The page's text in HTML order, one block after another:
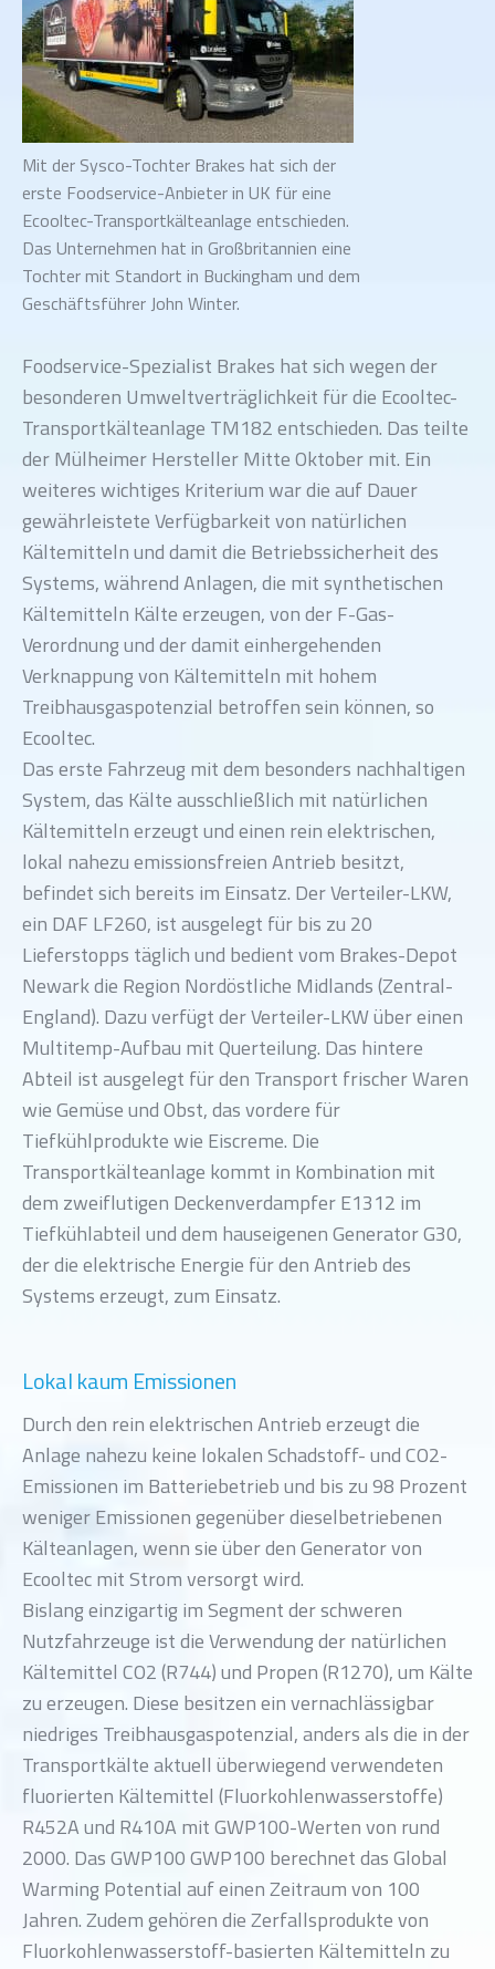
Mit der Sysco-Tochter Brakes hat sich der
erste Foodservice-Anbieter in UK für eine
Ecooltec-Transportkälteanlage entschieden.
Das Unternehmen hat in Großbritannien eine
Tochter mit Standort in Buckingham und dem
Geschäftsführer John Winter.
Foodservice-Spezialist Brakes hat sich wegen der
besonderen Umweltverträglichkeit für die Ecooltec-
Transportkälteanlage TM182 entschieden. Das teilte
der Mülheimer Hersteller Mitte Oktober mit. Ein
weiteres wichtiges Kriterium war die auf Dauer
gewährleistete Verfügbarkeit von natürlichen
Kältemitteln und damit die Betriebssicherheit des
Systems, während Anlagen, die mit synthetischen
Kältemitteln Kälte erzeugen, von der F-Gas-
Verordnung und der damit einhergehenden
Verknappung von Kältemitteln mit hohem
Treibhausgaspotenzial betroffen sein können, so
Ecooltec.
Das erste Fahrzeug mit dem besonders nachhaltigen
System, das Kälte ausschließlich mit natürlichen
Kältemitteln erzeugt und einen rein elektrischen,
lokal nahezu emissionsfreien Antrieb besitzt,
befindet sich bereits im Einsatz. Der Verteiler-LKW,
ein DAF LF260, ist ausgelegt für bis zu 20
Lieferstopps täglich und bedient vom Brakes-Depot
Newark die Region Nordöstliche Midlands (Zentral-
England). Dazu verfügt der Verteiler-LKW über einen
Multitemp-Aufbau mit Querteilung. Das hintere
Abteil ist ausgelegt für den Transport frischer Waren
wie Gemüse und Obst, das vordere für
Tiefkühlprodukte wie Eiscreme. Die
Transportkälteanlage kommt in Kombination mit
dem zweiflutigen Deckenverdampfer E1312 im
Tiefkühlabteil und dem hauseigenen Generator G30,
der die elektrische Energie für den Antrieb des
Systems erzeugt, zum Einsatz.
Lokal kaum Emissionen
Durch den rein elektrischen Antrieb erzeugt die
Anlage nahezu keine lokalen Schadstoff- und CO2-
Emissionen im Batteriebetrieb und bis zu 98 Prozent
weniger Emissionen gegenüber dieselbetriebenen
Kälteanlagen, wenn sie über den Generator von
Ecooltec mit Strom versorgt wird.
Bislang einzigartig im Segment der schweren
Nutzfahrzeuge ist die Verwendung der natürlichen
Kältemittel CO2 (R744) und Propen (R1270), um Kälte
zu erzeugen. Diese besitzen ein vernachlässigbar
niedriges Treibhausgaspotenzial, anders als die in der
Transportkälte aktuell überwiegend verwendeten
fluorierten Kältemittel (Fluorkohlenwasserstoffe)
R452A und R410A mit GWP100-Werten von rund
2000. Das GWP100 GWP100 berechnet das Global
Warming Potential auf einen Zeitraum von 100
Jahren. Zudem gehören die Zerfallsprodukte von
Fluorkohlenwasserstoff-basierten Kältemitteln zu